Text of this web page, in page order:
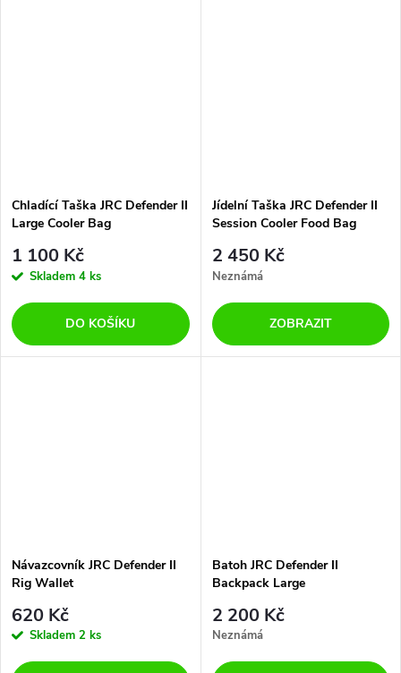
Chladící Taška JRC Defender II
Large Cooler Bag
1 100 Kč
Skladem 4 ks
DO KOŠÍKU
Jídelní Taška JRC Defender II
Session Cooler Food Bag
2 450 Kč
Neznámá
ZOBRAZIT
Návazcovník JRC Defender II
Rig Wallet
620 Kč
Skladem 2 ks
Batoh JRC Defender II
Backpack Large
2 200 Kč
Neznámá